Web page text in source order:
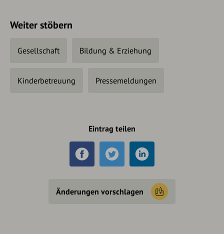
Weiter stöbern
Gesellschaft Bildung & Erziehung
Kinderbetreuung Pressemeldungen
Eintrag teilen
Änderungen vorschlagen